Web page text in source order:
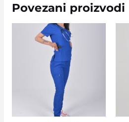
Povezani proizvodi